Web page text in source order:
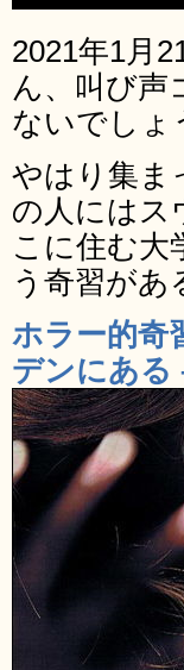
2021年1月
ん、叫び声
ないでしょ
やはり集ま
の人にはス
こに住む大
う奇習があ
ホラー的奇
デンにある